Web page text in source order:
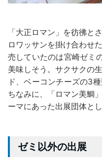
「大正ロマン」を彷彿と
ロワッサンを掛け合わせ
売していたのは宮崎ゼミ
美味しそう。サクサクの
ド、ベーコンチーズの3
ちなみに、「ロマン美鯛
ーマにあった出展団体と
ゼミ以外の出展